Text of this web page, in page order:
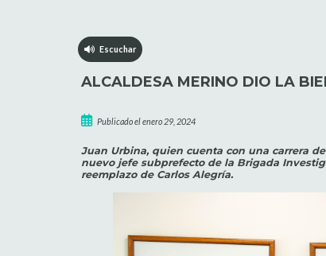
Escuchar
ALCALDESA MERINO DIO LA
Publicado el enero 29, 2024
Juan Urbina, quien cuenta con una carrera
nuevo jefe subprefecto de la Brigada
reemplazo de Carlos Alegría.